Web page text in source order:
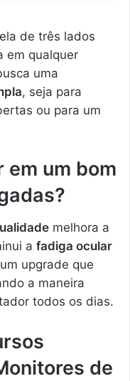
de três lados
em qualquer
uma
, seja para
ou para um
em um bom
melhora a
a fadiga ocular
upgrade que
a maneira
todos os dias.
de